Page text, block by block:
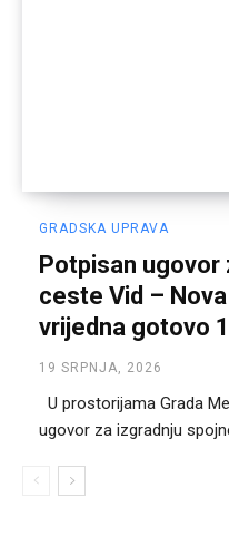
GRADSKA UPRAVA
Potpisan ugovor
ceste Vid –
vrijedna gotovo
19 SRPNJA, 2026
U prostorijama Grada
ugovor za izgradnju